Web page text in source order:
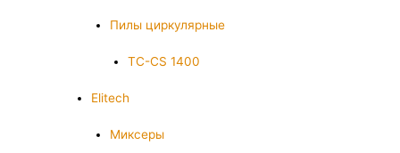
Пилы циркулярные
TC-CS 1400
Elitech
Миксеры